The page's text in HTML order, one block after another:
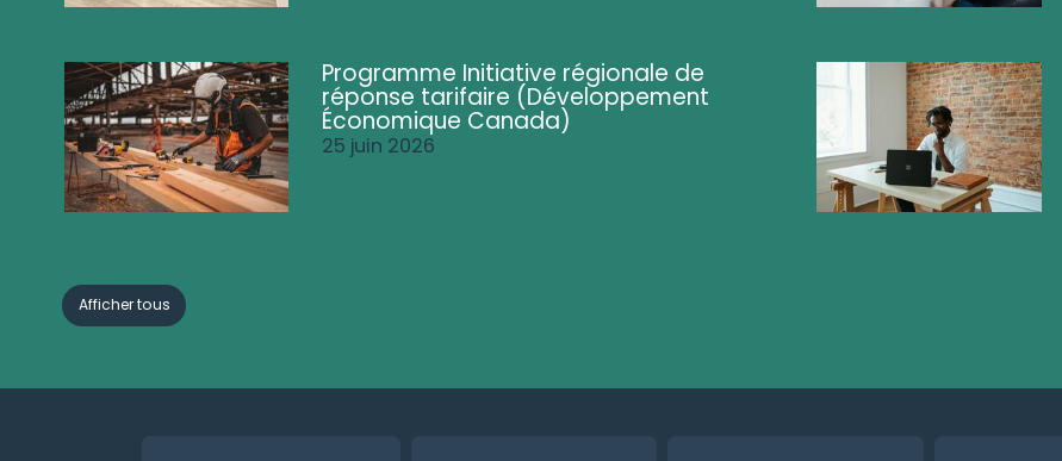
Programme Initiative régionale de
réponse tarifaire (Développement
Économique Canada)
25 juin 2026
Afficher tous